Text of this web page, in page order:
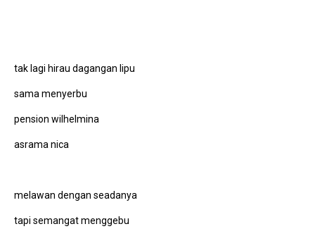
tak lagi hirau dagangan lipu
sama menyerbu
pension wilhelmina
asrama nica
melawan dengan seadanya
tapi semangat menggebu